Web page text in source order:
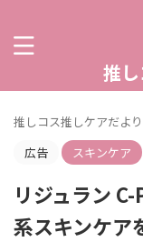
推
推しコス推しケアだよ
広告
スキンケア
リジュラン
系スキンケア